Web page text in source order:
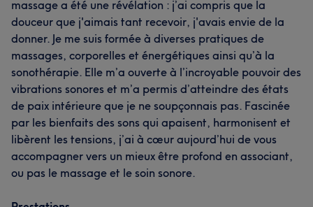
massage a été une révélation : j’ai compris que la
douceur que j'aimais tant recevoir, j'avais envie de la
donner. Je me suis formée à diverses pratiques de
massages, corporelles et énergétiques ainsi qu’à la
sonothérapie. Elle m’a ouverte à l’incroyable pouvoir des
vibrations sonores et m’a permis d’atteindre des états
de paix intérieure que je ne soupçonnais pas. Fascinée
par les bienfaits des sons qui apaisent, harmonisent et
libèrent les tensions, j’ai à cœur aujourd’hui de vous
accompagner vers un mieux être profond en associant,
ou pas le massage et le soin sonore.